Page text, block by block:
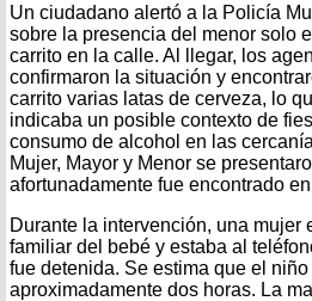
Un ciudadano alertó a la Policía
sobre la presencia del menor solo
carrito en la calle. Al llegar, los
confirmaron la situación y
carrito varias latas de cerveza, lo
indicaba un posible contexto de
consumo de alcohol en las
Mujer, Mayor y Menor se
afortunadamente fue encontrado
Durante la intervención, una
familiar del bebé y estaba al
fue detenida. Se estima que el
aproximadamente dos horas. La